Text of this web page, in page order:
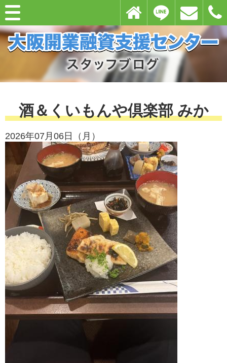
酒＆くいもんや倶楽部 みか
2026年07月06日（月）